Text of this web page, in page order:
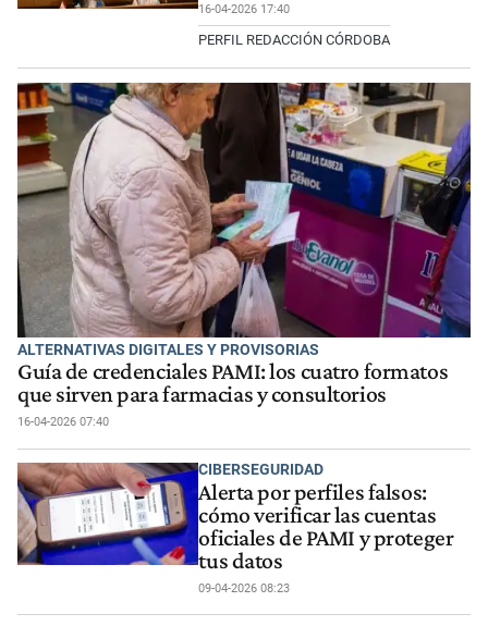
16-04-2026 17:40
PERFIL REDACCIÓN CÓRDOBA
ALTERNATIVAS DIGITALES Y PROVISORIAS
Guía de credenciales PAMI: los cuatro formatos
que sirven para farmacias y consultorios
16-04-2026 07:40
CIBERSEGURIDAD
Alerta por perfiles falsos:
cómo verificar las cuentas
oficiales de PAMI y proteger
tus datos
09-04-2026 08:23